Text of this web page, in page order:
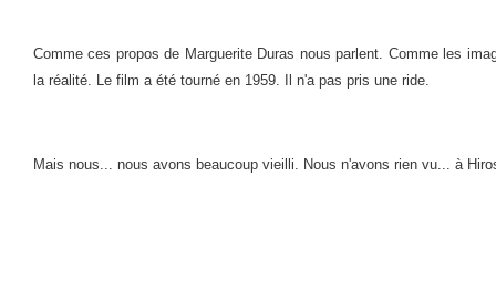
Comme ces propos de Marguerite Duras nous parlent. Comme les
la réalité. Le film a été tourné en 1959. Il n'a pas pris une ride.
Mais nous... nous avons beaucoup vieilli. Nous n'avons rien vu... à